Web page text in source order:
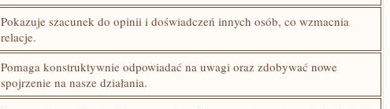
Pokazuje szacunek do opinii i doświadczeń⁤ innych osób, co ​wzmacnia
relacje.
Pomaga konstruktywnie‍ odpowiadać na ‌uwagi oraz zdobywać ⁤nowe
spojrzenie na nasze działania.